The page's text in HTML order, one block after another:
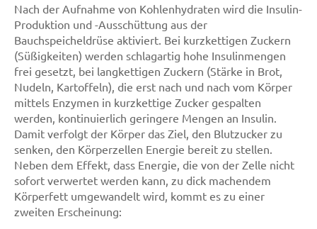
Nach der Aufnahme von Kohlenhydraten wird die Insulin-
Produktion und -Ausschüttung aus der
Bauchspeicheldrüse aktiviert. Bei kurzkettigen Zuckern
(Süßigkeiten) werden schlagartig hohe Insulinmengen
frei gesetzt, bei langkettigen Zuckern (Stärke in Brot,
Nudeln, Kartoffeln), die erst nach und nach vom Körper
mittels Enzymen in kurzkettige Zucker gespalten
werden, kontinuierlich geringere Mengen an Insulin.
Damit verfolgt der Körper das Ziel, den Blutzucker zu
senken, den Körperzellen Energie bereit zu stellen.
Neben dem Effekt, dass Energie, die von der Zelle nicht
sofort verwertet werden kann, zu dick machendem
Körperfett umgewandelt wird, kommt es zu einer
zweiten Erscheinung: